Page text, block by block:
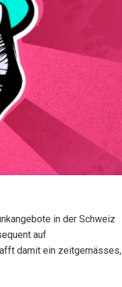
in der Schweiz
auf
damit ein zeitgemässes,